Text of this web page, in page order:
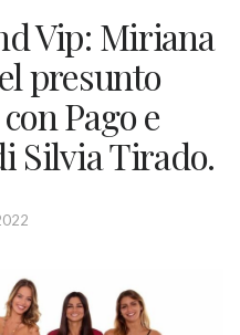
Vip: Miriana
presunto
Pago e
Silvia Tirado.